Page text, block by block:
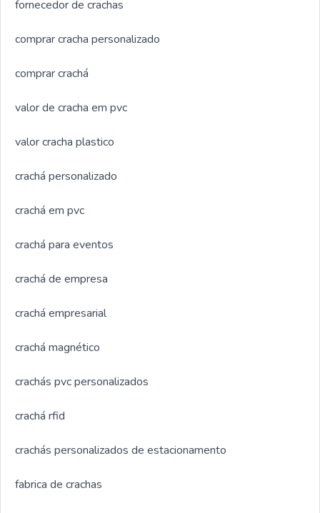
fornecedor de crachas
comprar cracha personalizado
comprar crachá
valor de cracha em pvc
valor cracha plastico
crachá personalizado
crachá em pvc
crachá para eventos
crachá de empresa
crachá empresarial
crachá magnético
crachás pvc personalizados
crachá rfid
crachás personalizados de estacionamento
fabrica de crachas